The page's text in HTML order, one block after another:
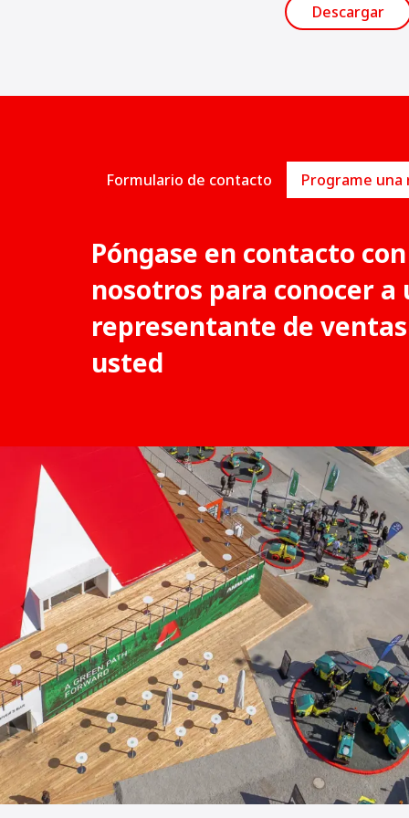
Descargar
Formulario de contacto
Póngase en contacto con
nosotros para conocer a
representante de
usted